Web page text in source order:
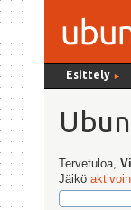
Esittely ►
Tervetuloa,
Jäikö